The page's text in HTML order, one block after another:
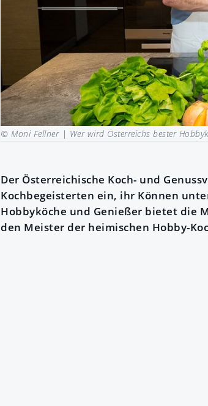
© Moni Fellner | Wer wird Österreichs bester
Der Österreichische Koch- und
Kochbegeisterten ein, ihr Können
Hobbyköche und Genießer bietet die
den Meister der heimischen Hobby-